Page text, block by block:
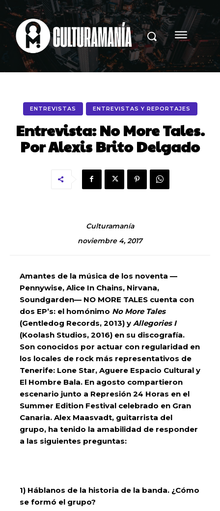
ENTREVISTAS ENTREVISTAS Y REPORTAJES
Entrevista: No More Tales.
Por Alexis Brito Delgado
Culturamanía
noviembre 4, 2017
Amantes de la música de los noventa —
Pennywise, Alice In Chains, Nirvana,
Soundgarden— NO MORE TALES cuenta con
dos EP’s: el homónimo No More Tales
(Gentledog Records, 2013) y Allegories I
(Koolash Studios, 2016) en su discografía.
Son conocidos por actuar con regularidad en
los locales de rock más representativos de
Tenerife: Lone Star, Aguere Espacio Cultural y
El Hombre Bala. En agosto compartieron
escenario junto a Represión 24 Horas en el
Summer Edition Festival celebrado en Gran
Canaria. Alex Maasvadt, guitarrista del
grupo, ha tenido la amabilidad de responder
a las siguientes preguntas:
1) Háblanos de la historia de la banda. ¿Cómo
se formó el grupo?